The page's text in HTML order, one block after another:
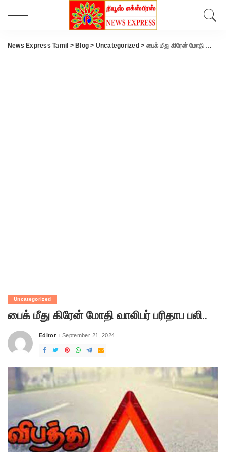
News Express Tamil > Blog > Uncategorized > பைக் மீது கிரேன் மோதி வாலிபர் பரிதாப பலி..
Uncategorized
பைக் மீது கிரேன் மோதி வாலிபர் பரிதாப பலி..
Posted
Editor September 21, 2024